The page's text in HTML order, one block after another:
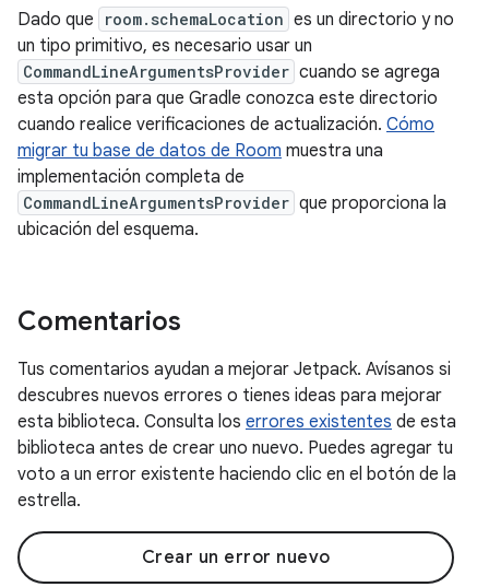
Dado que room.schemaLocation es un directorio y no
un tipo primitivo, es necesario usar un
CommandLineArgumentsProvider cuando se agrega
esta opción para que Gradle conozca este directorio
cuando realice verificaciones de actualización. Cómo
migrar tu base de datos de Room muestra una
implementación completa de
CommandLineArgumentsProvider que proporciona la
ubicación del esquema.
Comentarios
Tus comentarios ayudan a mejorar Jetpack. Avísanos si
descubres nuevos errores o tienes ideas para mejorar
esta biblioteca. Consulta los errores existentes de esta
biblioteca antes de crear uno nuevo. Puedes agregar tu
voto a un error existente haciendo clic en el botón de la
estrella.
Crear un error nuevo